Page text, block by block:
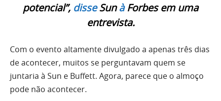
potencial”, disseSunàForbes em uma
entrevista.
Com o evento altamente divulgado a apenas três dias
de acontecer, muitos se perguntavam quem se
juntaria à Sun e Buffett. Agora, parece que o almoço
pode não acontecer.